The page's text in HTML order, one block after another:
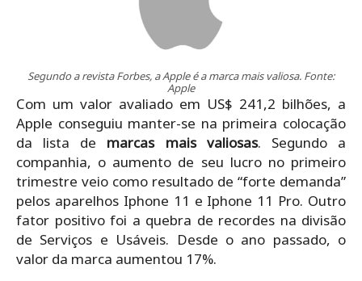
Segundo a revista Forbes, a Apple é a marca mais valiosa. Fonte:
Apple
Com um valor avaliado em US$ 241,2 bilhões, a
Apple conseguiu manter-se na primeira colocação
da lista de marcas mais valiosas. Segundo a
companhia, o aumento de seu lucro no primeiro
trimestre veio como resultado de “forte demanda”
pelos aparelhos Iphone 11 e Iphone 11 Pro. Outro
fator positivo foi a quebra de recordes na divisão
de Serviços e Usáveis. Desde o ano passado, o
valor da marca aumentou 17%.